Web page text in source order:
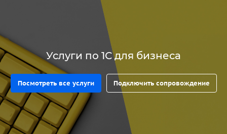
Услуги по 1С для бизнеса
Посмотреть все услуги Подключить сопровождение